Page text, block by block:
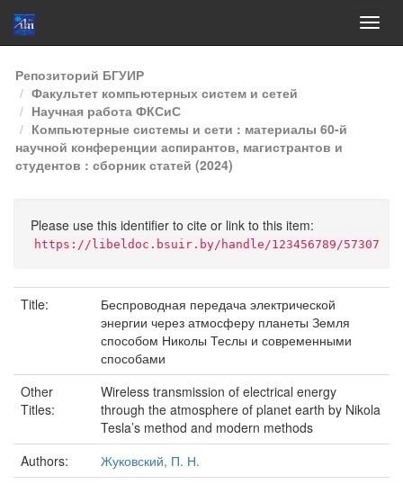
Skip
navigation
Репозиторий БГУИР
Факультет компьютерных систем и сетей
Научная работа ФКСиС
Компьютерные системы и сети : материалы 60-й
научной конференции аспирантов, магистрантов и
студентов : сборник статей (2024)
Please use this identifier to cite or link to this item:
https://libeldoc.bsuir.by/handle/123456789/57307
Title:
Беспроводная передача электрической
энергии через атмосферу планеты Земля
способом Николы Теслы и современными
способами
Other
Titles:
Wireless transmission of electrical energy
through the atmosphere of planet earth by Nikola
Tesla’s method and modern methods
Authors:
Жуковский, П. Н.